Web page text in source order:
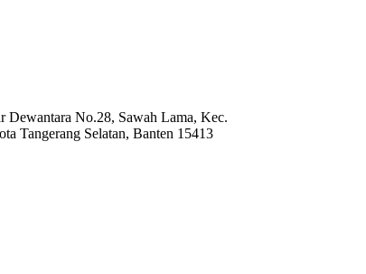
Dewantara No.28, Sawah Lama, Kec.
Tangerang Selatan, Banten 15413